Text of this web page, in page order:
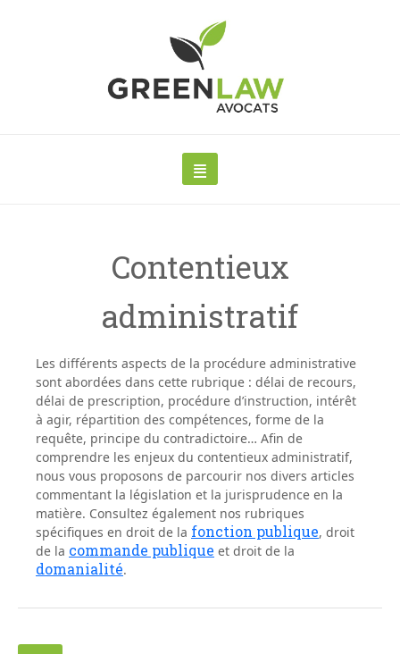
Contentieux
administratif
Les différents aspects de la procédure administrative
sont abordées dans cette rubrique : délai de recours,
délai de prescription, procédure d’instruction, intérêt
à agir, répartition des compétences, forme de la
requête, principe du contradictoire… Afin de
comprendre les enjeux du contentieux administratif,
nous vous proposons de parcourir nos divers articles
commentant la législation et la jurisprudence en la
matière. Consultez également nos rubriques
spécifiques en droit de la fonction publique, droit
de la commande publique et droit de la
domanialité.